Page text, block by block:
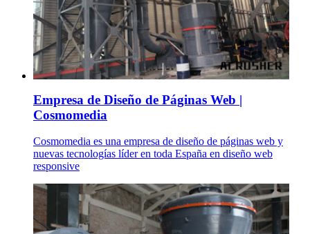
Empresa de Diseño de Páginas Web |
Cosmomedia
Cosmomedia es una empresa de diseño de páginas web y
nuevas tecnologías líder en toda España en diseño web
responsive